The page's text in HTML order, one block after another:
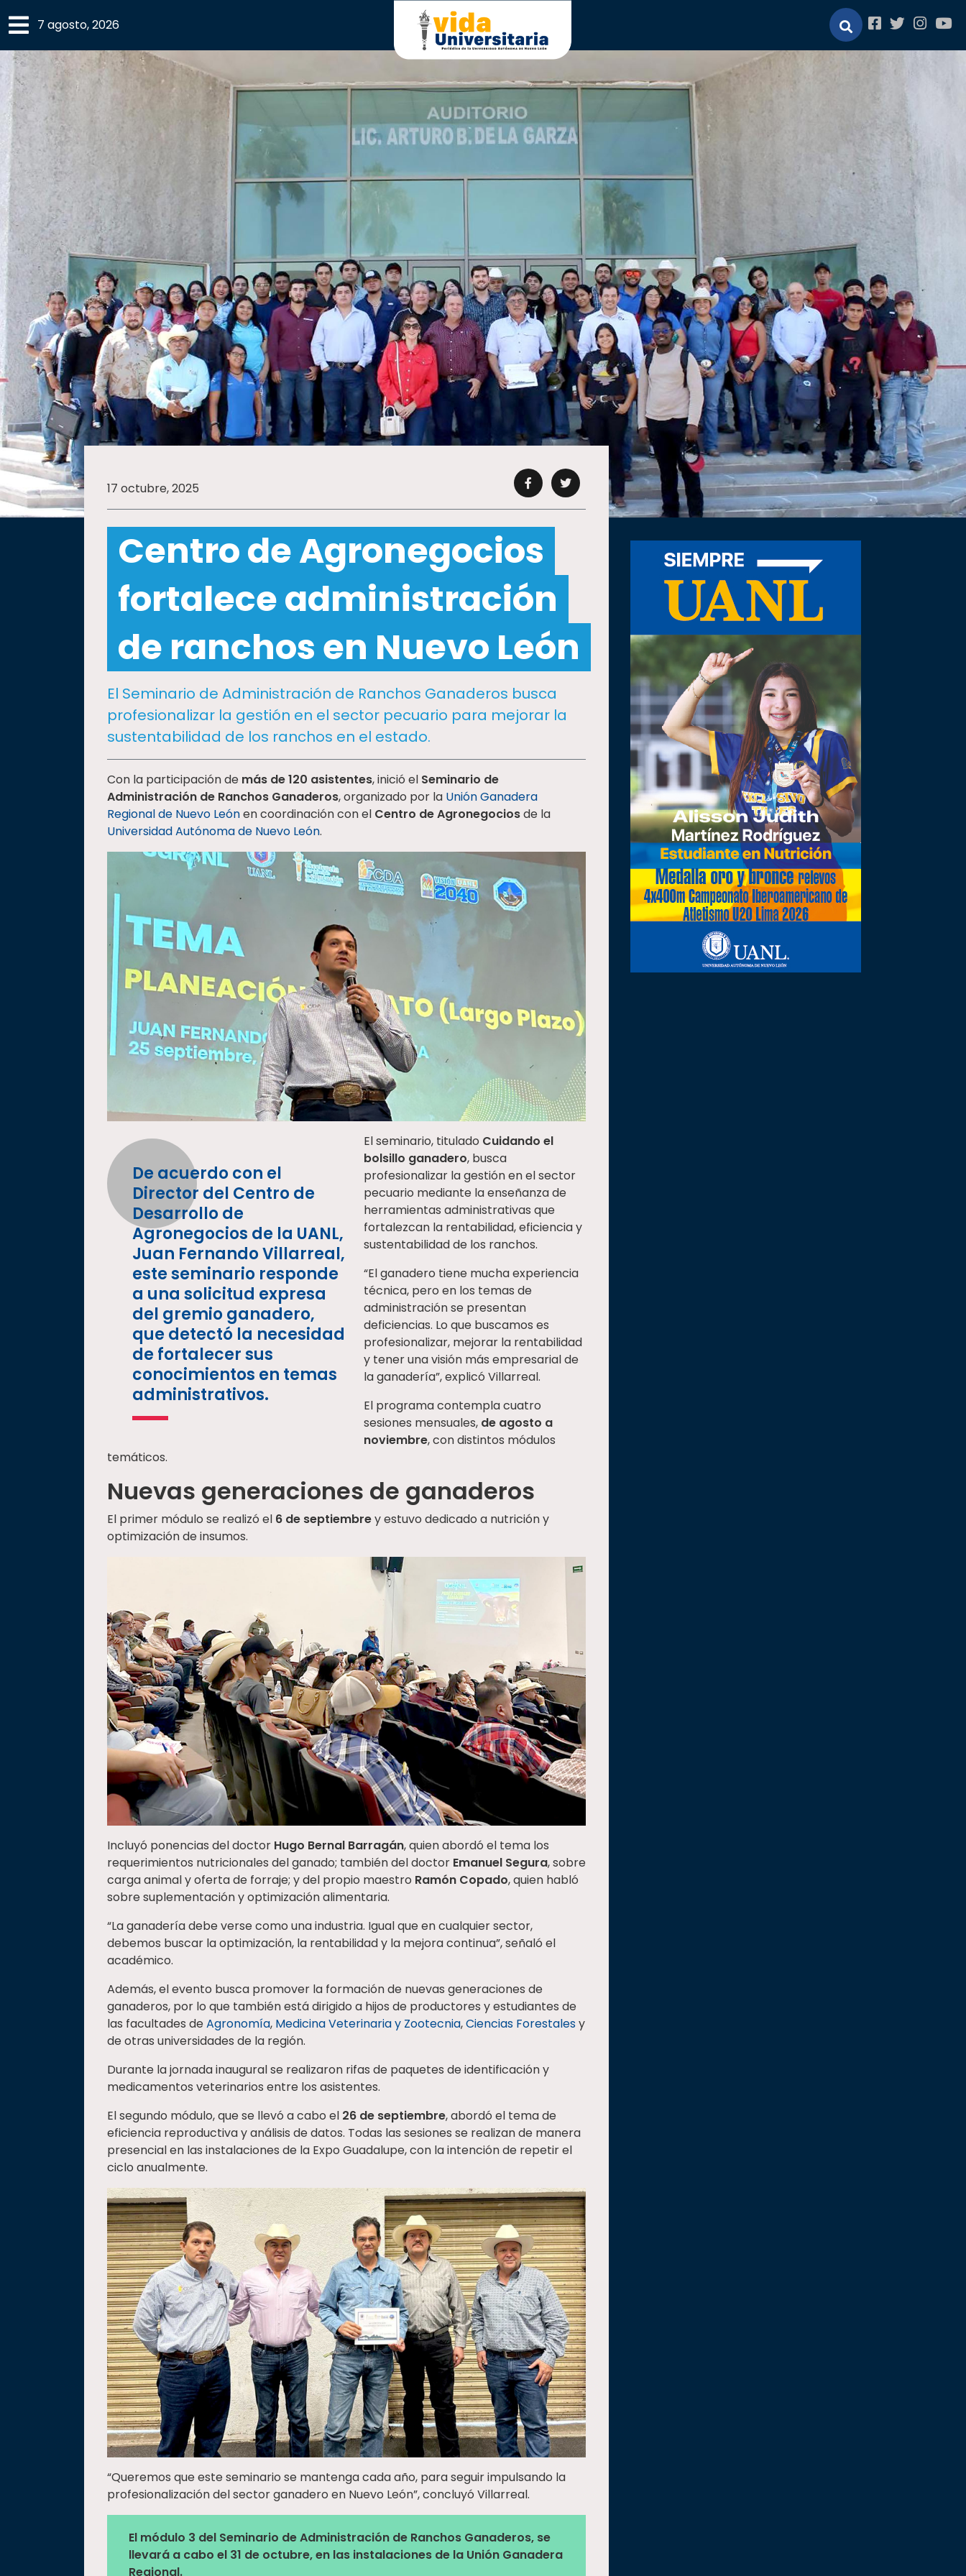
×
SECCIONES
ACADEMIA
CAMPUSUANL
COMUNIDAD UANL
CULTURA
DEPORTES
I+D+IEXPERTOS
SALUD
SUSTENTABILIDAD
TEMAS
Oferta
educativa
Internacionalización
7 agosto, 2026
17 octubre, 2025
Centro de Agronegocios
fortalece administración
de ranchos en Nuevo León
El Seminario de Administración de Ranchos Ganaderos busca
profesionalizar la gestión en el sector pecuario para mejorar la
sustentabilidad de los ranchos en el estado.
Con la participación de más de120 asistentes, inició el Seminario de
Administración de Ranchos Ganaderos, organizado por la Unión Ganadera
Regional de Nuevo Leónen coordinación con el Centro de Agronegociosde la
Universidad Autónoma de Nuevo León.
De acuerdo con el
Director del Centro de
Desarrollo de
Agronegocios de la UANL,
Juan Fernando Villarreal,
este seminario responde
a una solicitud expresa
del gremio ganadero,
que detectó la necesidad
de fortalecer sus
conocimientos en temas
administrativos.
El seminario, titulado Cuidando el
bolsillo ganadero, busca
profesionalizar la gestión en el sector
pecuario mediante la enseñanza de
herramientas administrativas que
fortalezcan la rentabilidad, eficiencia y
sustentabilidad de los ranchos.
“El ganadero tiene mucha experiencia
técnica, pero en los temas de
administración se presentan
deficiencias. Lo que buscamos es
profesionalizar, mejorar la rentabilidad
y tener una visión más empresarial de
la ganadería”, explicó Villarreal.
El programa contempla cuatro
sesiones mensuales, de agosto a
noviembre, con distintos módulos
temáticos.
Nuevas generaciones de ganaderos
El primer módulo se realizó el 6 de septiembrey estuvo dedicado a nutrición y
optimización de insumos.
Incluyó ponencias del doctor Hugo Bernal Barragán, quien abordó el tema los
requerimientos nutricionales del ganado; también del doctor Emanuel Segura, sobre
carga animal y oferta de forraje; y del propio maestro Ramón Copado, quien habló
sobre suplementación y optimización alimentaria.
“La ganadería debe verse como una industria. Igual que en cualquier sector,
debemos buscar la optimización, la rentabilidad y la mejora continua”, señaló el
académico.
Además, el evento busca promover la formación de nuevas generaciones de
ganaderos, por lo que también está dirigido a hijos de productores y estudiantes de
las facultades deAgronomía, Medicina Veterinaria y Zootecnia,Ciencias Forestalesy
de otras universidades de la región.
Durante la jornada inaugural se realizaron rifas de paquetes de identificación y
medicamentos veterinarios entre los asistentes.
El segundo módulo, que se llevó a cabo el 26 de septiembre, abordó el tema de
eficiencia reproductiva y análisis de datos. Todas las sesiones se realizan de manera
presencial en las instalaciones de la Expo Guadalupe, con la intención de repetir el
ciclo anualmente.
“Queremos que este seminario se mantenga cada año, para seguir impulsando la
profesionalización del sector ganadero en Nuevo León”, concluyó Villarreal.
El módulo 3 del Seminario de Administración de Ranchos Ganaderos, se
llevará a cabo el 31 de octubre, en las instalaciones de la Unión Ganadera
Regional.